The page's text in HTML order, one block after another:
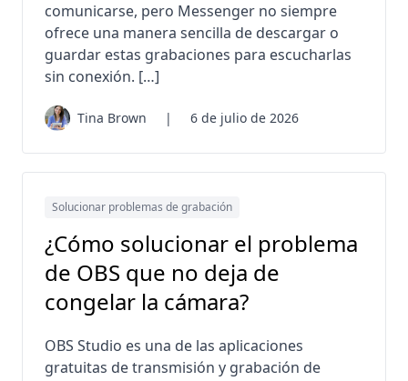
comunicarse, pero Messenger no siempre
ofrece una manera sencilla de descargar o
guardar estas grabaciones para escucharlas
sin conexión. […]
Tina Brown | 6 de julio de 2026
Solucionar problemas de grabación
¿Cómo solucionar el problema
de OBS que no deja de
congelar la cámara?
OBS Studio es una de las aplicaciones
gratuitas de transmisión y grabación de